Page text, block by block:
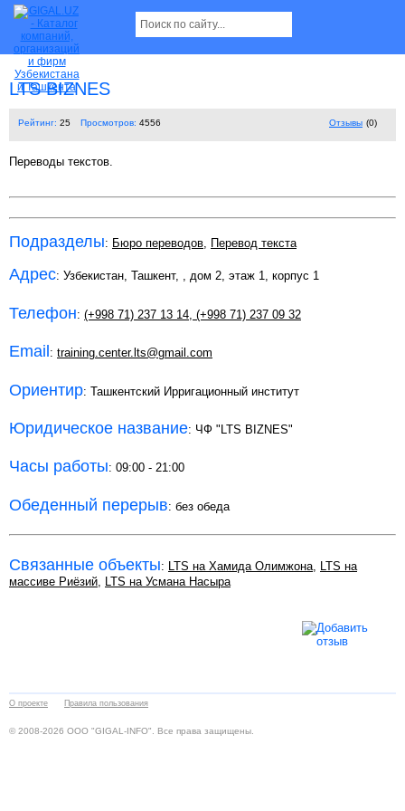
LTS BIZNES
Рейтинг: 25 Просмотров: 4556 Отзывы (0)
Переводы текстов.
Подразделы: Бюро переводов, Перевод текста
Адрес: Узбекистан, Ташкент, , дом 2, этаж 1, корпус 1
Телефон: (+998 71) 237 13 14 (+998 71) 237 09 32
Email : training.center.lts@gmail.com
Ориентир: Ташкентский Ирригационный институт
Юридическое название: ЧФ "LTS BIZNES"
Часы работы: 09:00 - 21:00
Обеденный перерыв: без обеда
Связанные объекты: LTS на Хамида Олимжона LTS на
массиве Риёзий LTS на Усмана Насыра
О проекте Правила пользования
© 2008-2026 ООО "GIGAL-INFO". Все права защищены.